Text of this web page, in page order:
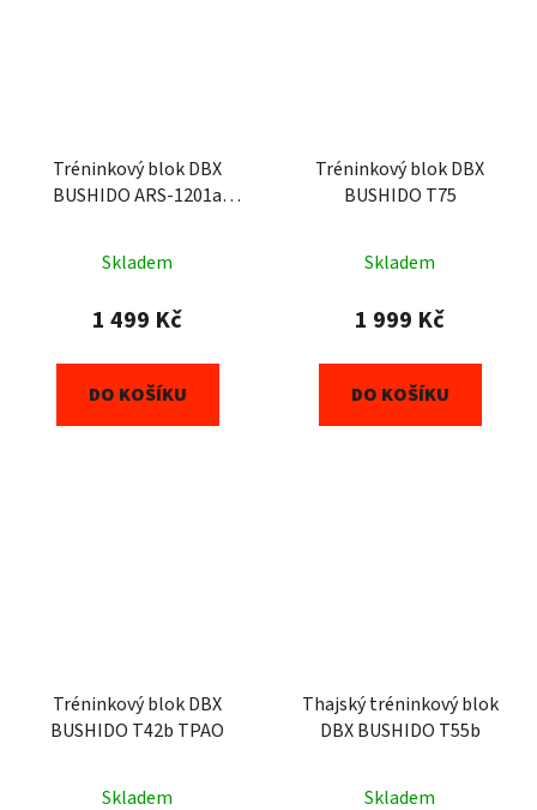
Tréninkový blok DBX
BUSHIDO ARS-1201a
Skladem
1 499 Kč
DO KOŠÍKU
Tréninkový blok DBX
BUSHIDO T75
Skladem
1 999 Kč
DO KOŠÍKU
Tréninkový blok DBX
BUSHIDO T42b TPAO
Skladem
Thajský tréninkový blok
DBX BUSHIDO T55b
Skladem